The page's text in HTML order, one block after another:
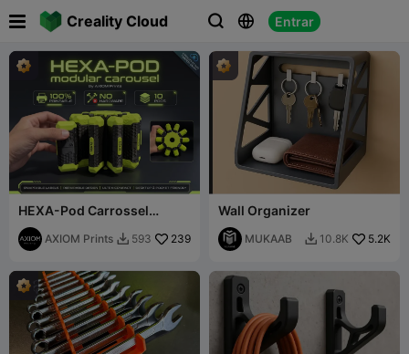
Creality Cloud   Entrar
 
HEXA-Pod Carrossel
Modular: Armazenamento
Infinito 100% Imprimível
AXIOM Prints  593 239
Wall Organizer
MUKAAB  10.8K 5.2K